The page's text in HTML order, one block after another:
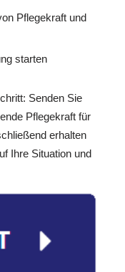
Pflegekraft und
starten
Senden Sie
Pflegekraft für
erhalten
Ihre Situation und